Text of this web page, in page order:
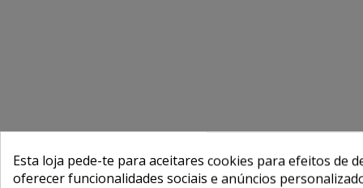
Esta loja pede-te para aceitares cookies para efeitos de
oferecer funcionalidades sociais e anúncios